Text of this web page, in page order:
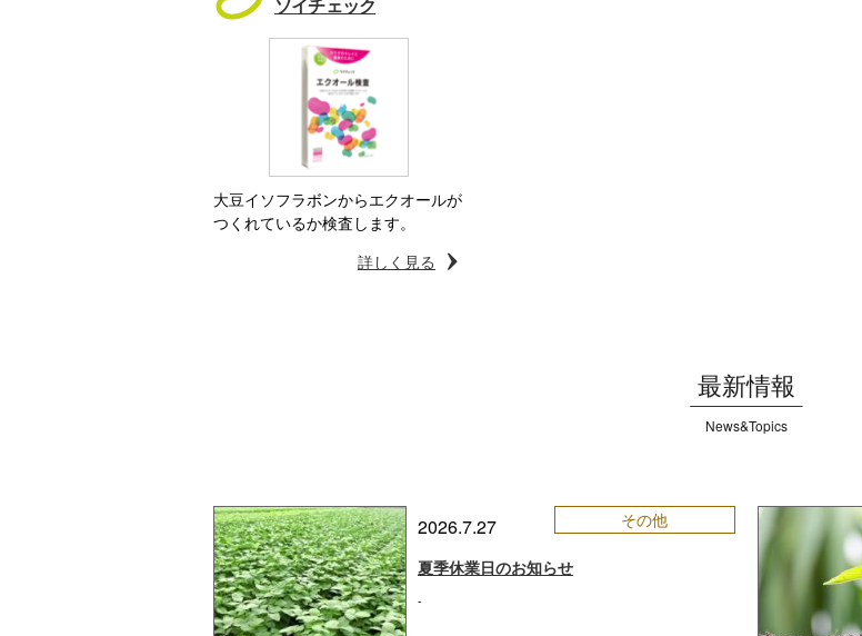
大豆イソフラボンからエクオールが
つくれているか検査します。
詳しく見る
最新情報
News&Topics
2026.7.27 その他
夏季休業日のお知らせ
-